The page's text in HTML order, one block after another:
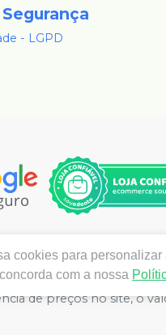
- LGPD
os direitos
Santa Cecília, Volta
CRF/RJ nº 26811 |
de preços no site, o
cookies para
com a nossa